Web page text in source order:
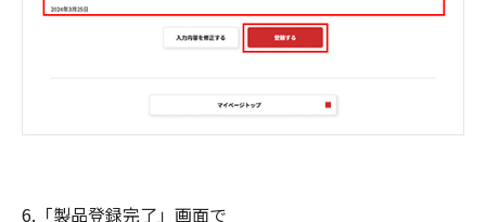
6.「製品登録完了」画面で